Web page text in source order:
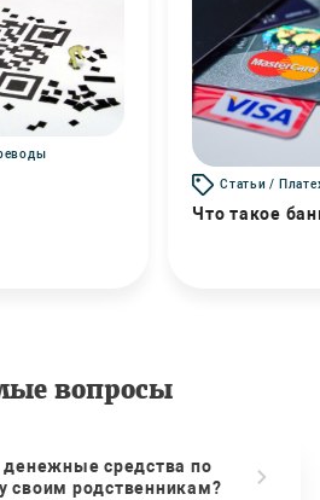
Статьи /
Что такое
вопросы
денежные средства по
своим родственникам?